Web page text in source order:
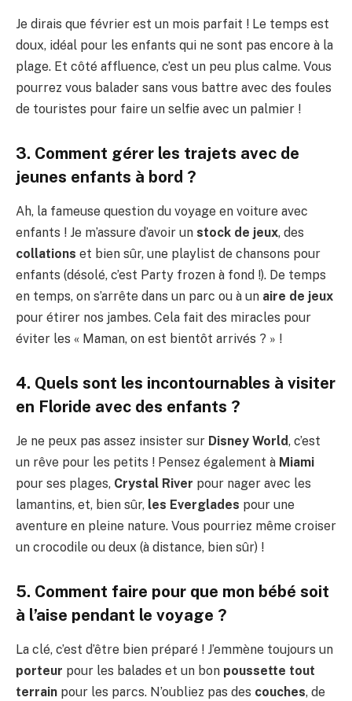
Je dirais que février est un mois parfait ! Le temps est
doux, idéal pour les enfants qui ne sont pas encore à la
plage. Et côté affluence, c’est un peu plus calme. Vous
pourrez vous balader sans vous battre avec des foules
de touristes pour faire un selfie avec un palmier !
3. Comment gérer les trajets avec de
jeunes enfants à bord ?
Ah, la fameuse question du voyage en voiture avec
enfants ! Je m’assure d’avoir un stock de jeux, des
collations et bien sûr, une playlist de chansons pour
enfants (désolé, c’est Party frozen à fond !). De temps
en temps, on s’arrête dans un parc ou à un aire de jeux
pour étirer nos jambes. Cela fait des miracles pour
éviter les « Maman, on est bientôt arrivés ? » !
4. Quels sont les incontournables à visiter
en Floride avec des enfants ?
Je ne peux pas assez insister sur Disney World, c’est
un rêve pour les petits ! Pensez également à Miami
pour ses plages, Crystal River pour nager avec les
lamantins, et, bien sûr, les Everglades pour une
aventure en pleine nature. Vous pourriez même croiser
un crocodile ou deux (à distance, bien sûr) !
5. Comment faire pour que mon bébé soit
à l’aise pendant le voyage ?
La clé, c’est d’être bien préparé ! J’emmène toujours un
porteur pour les balades et un bon poussette tout
terrain pour les parcs. N’oubliez pas des couches, de